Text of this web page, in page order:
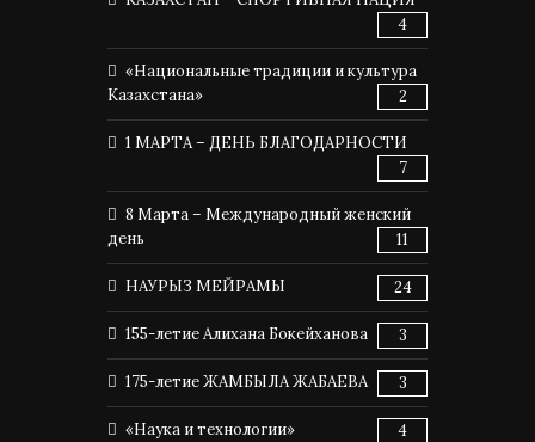
4
«Национальные традиции и культура
Казахстана»
2
1 МАРТА – ДЕНЬ БЛАГОДАРНОСТИ
7
8 Марта – Международный женский
день
11
НАУРЫЗ МЕЙРАМЫ 24
155-летие Алихана Бокейханова 3
175-летие ЖАМБЫЛА ЖАБАЕВА 3
«Наука и технологии» 4